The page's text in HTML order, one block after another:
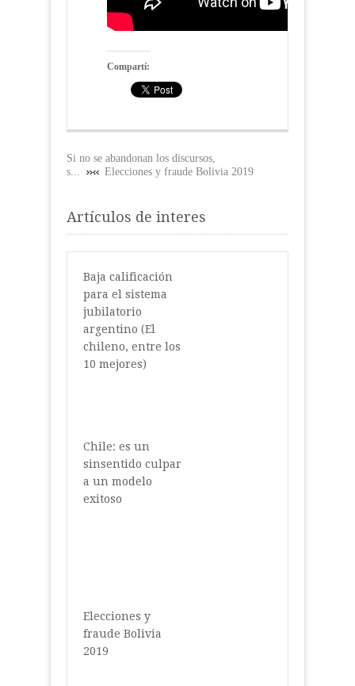
Compartí:
Si no se abandonan los discursos,
s...
Elecciones y fraude Bolivia 2019
Artículos de interes
Baja calificación
para el sistema
jubilatorio
argentino (El
chileno, entre los
10 mejores)
Chile: es un
sinsentido culpar
a un modelo
exitoso
Elecciones y
fraude Bolivia
2019